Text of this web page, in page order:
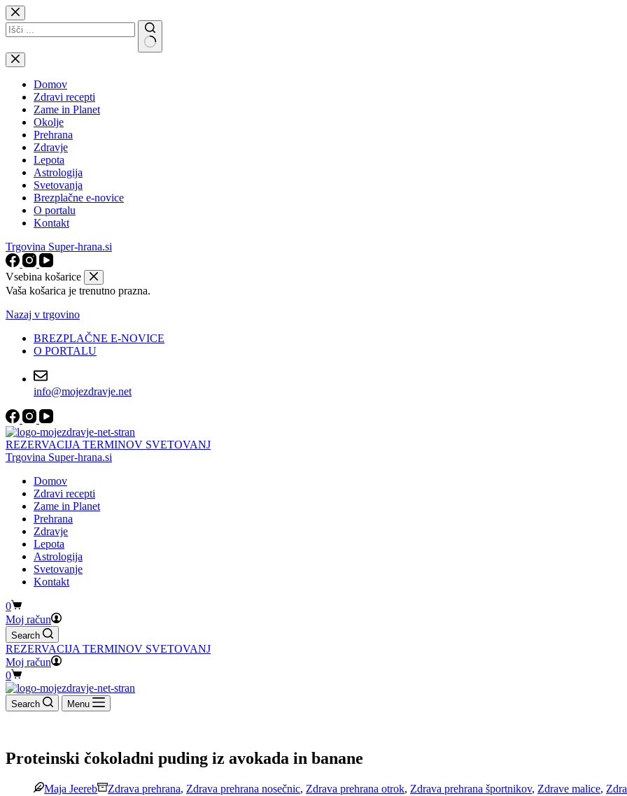
Skip
to
content
No
results
Domov
Zdravi recepti
Zame in Planet
Okolje
Prehrana
Zdravje
Lepota
Astrologija
Svetovanja
Brezplačne e-novice
O portalu
Kontakt
Trgovina Super-hrana.si
Vsebina košarice
Vaša košarica je trenutno prazna.
Nazaj v trgovino
BREZPLAČNE E-NOVICE
O PORTALU
info@mojezdravje.net
REZERVACIJA TERMINOV SVETOVANJ
Trgovina Super-hrana.si
Domov
Zdravi recepti
Zame in Planet
Prehrana
Zdravje
Lepota
Astrologija
Svetovanje
Kontakt
Shopping
cart
0
Moj račun
Search
REZERVACIJA TERMINOV SVETOVANJ
Moj račun
Shopping
cart
0
Search Menu
Proteinski čokoladni puding iz avokada in banane
Maja Jeereb Zdrava prehrana, Zdrava prehrana nosečnic, Zdrava prehrana otrok, Zdrava prehrana športnikov, Zdrave malice,